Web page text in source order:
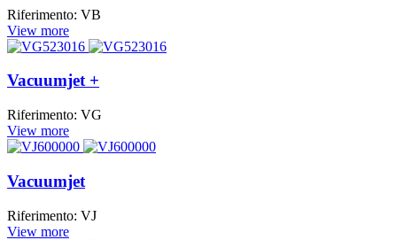
Riferimento: VB
View more
Vacuumjet +
Riferimento: VG
View more
Vacuumjet
Riferimento: VJ
View more